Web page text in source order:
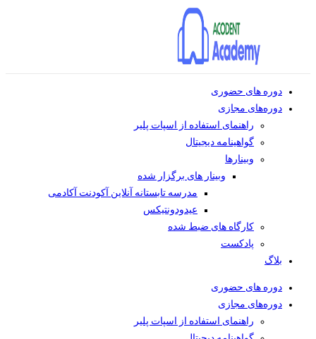
دوره های حضوری
دوره‌های مجازی
راهنمای استفاده از اسپات پلیر
گواهینامه دیجیتال
وبینار‌ها
وبینار های برگزار شده
مدرسه تابستانه آنلاین آکودنت آکادمی
عیدودونتیکس
کارگاه های ضبط شده
پادکست
بلاگ
دوره های حضوری
دوره‌های مجازی
راهنمای استفاده از اسپات پلیر